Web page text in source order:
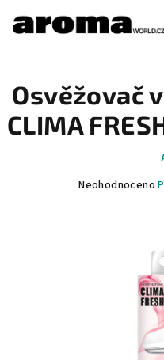
obsah
Osvěžovač
CLIMA
Průměrné
Neohodnoceno